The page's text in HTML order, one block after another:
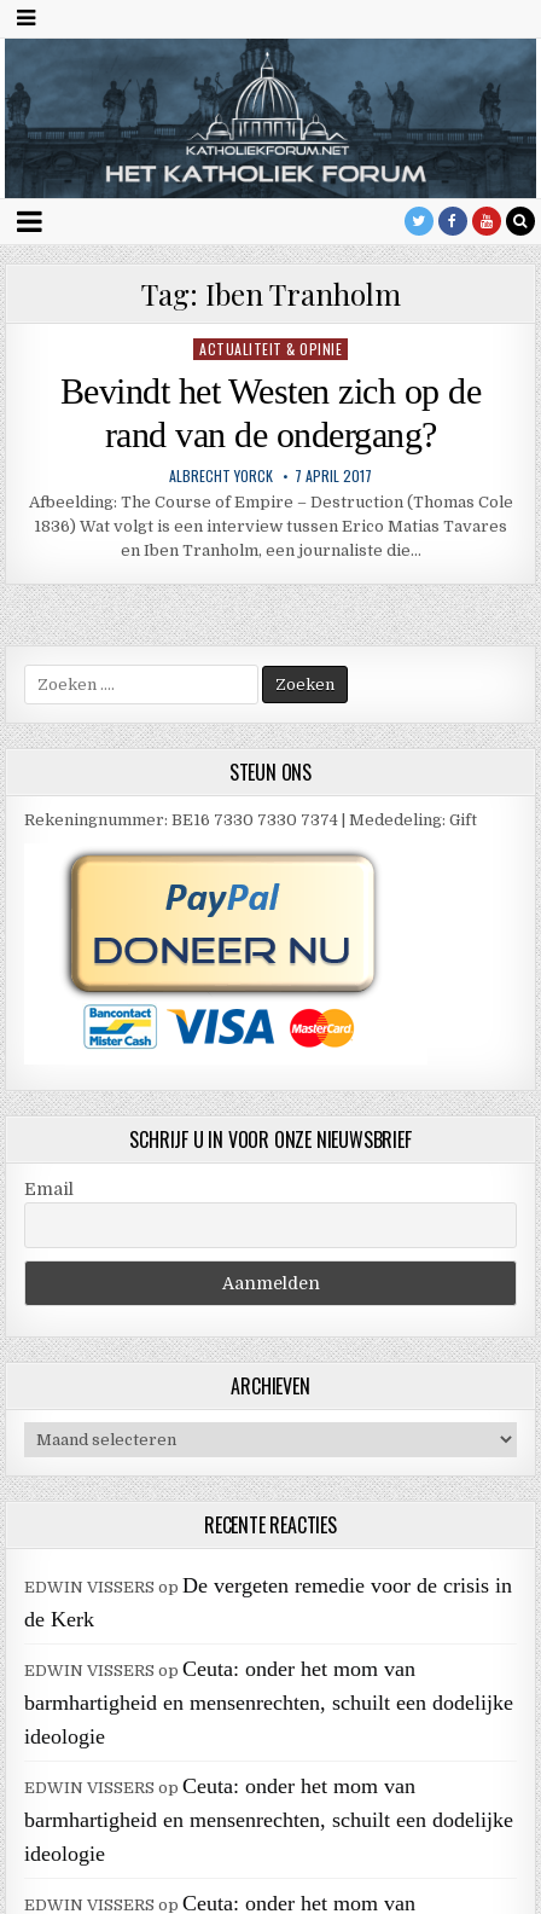
Tag: Iben Tranholm
Geplaatst
ACTUALITEIT & OPINIE
Bevindt het Westen zich op de
rand van de ondergang?
ALBRECHT YORCK 7 APRIL 2017
Afbeelding: The Course of Empire – Destruction (Thomas Cole
1836) Wat volgt is een interview tussen Erico Matias Tavares
en Iben Tranholm, een journaliste die…
naar:
STEUN ONS
Rekeningnummer: BE16 7330 7330 7374 | Mededeling: Gift
SCHRIJF U IN VOOR ONZE NIEUWSBRIEF
Email
ARCHIEVEN
Archieven
RECENTE REACTIES
EDWIN VISSERS op De vergeten remedie voor de crisis in
de Kerk
EDWIN VISSERS opCeuta: onder het mom van
barmhartigheid en mensenrechten, schuilt een dodelijke
ideologie
EDWIN VISSERS opCeuta: onder het mom van
barmhartigheid en mensenrechten, schuilt een dodelijke
ideologie
EDWIN VISSERS opCeuta: onder het mom van